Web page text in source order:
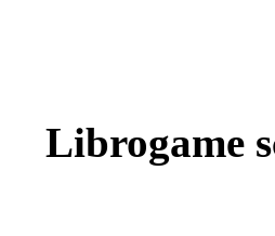
Librogame